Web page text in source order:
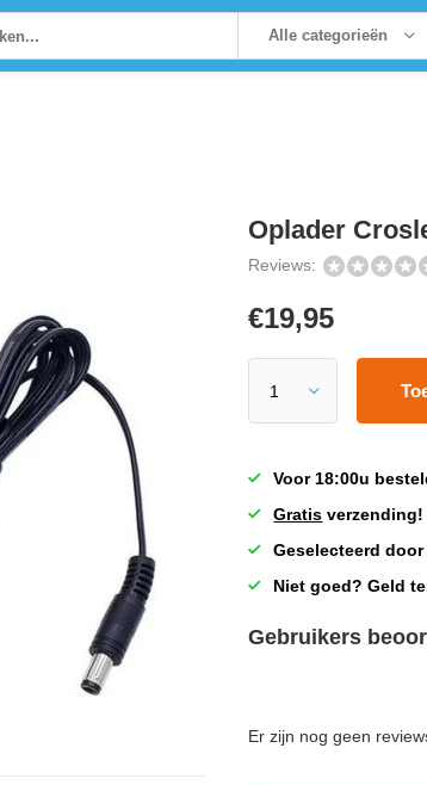
Alle categorieën
Oplader
Reviews:
€19,95
Voor 18:00u
Gratis verzending!
Geselecteerd
Niet goed? Geld
Gebruikers
Er zijn nog geen